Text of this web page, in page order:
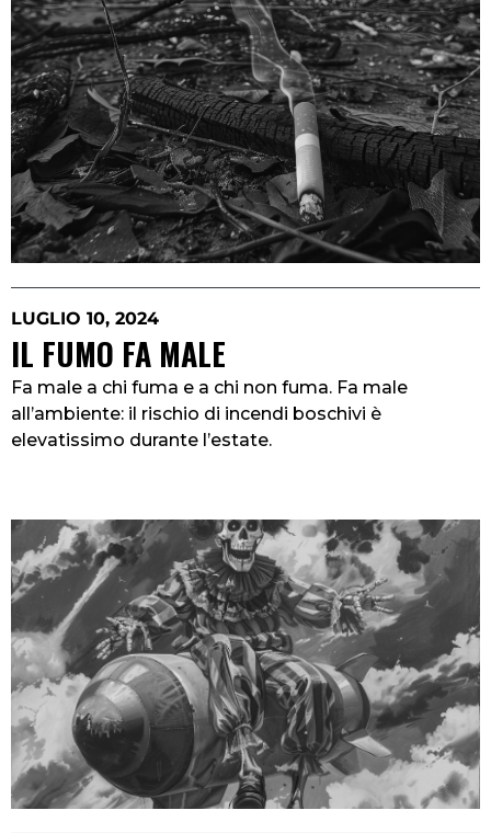
LUGLIO 10, 2024
IL FUMO FA MALE
Fa male a chi fuma e a chi non fuma. Fa male
all’ambiente: il rischio di incendi boschivi è
elevatissimo durante l’estate.